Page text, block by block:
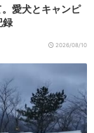
愛犬とキャンピ
録
2026/08/10